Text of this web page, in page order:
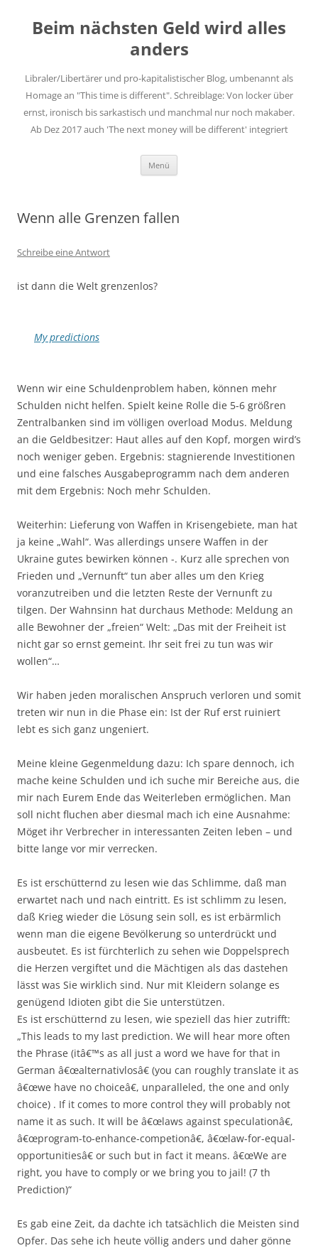
springen
Beim nächsten Geld wird alles
anders
Libraler/Libertärer und pro-kapitalistischer Blog, umbenannt als
Homage an "This time is different". Schreiblage: Von locker über
ernst, ironisch bis sarkastisch und manchmal nur noch makaber.
Ab Dez 2017 auch 'The next money will be different' integriert
Menü
Wenn alle Grenzen fallen
Schreibe eine Antwort
ist dann die Welt grenzenlos?
My predictions
Wenn wir eine Schuldenproblem haben, können mehr
Schulden nicht helfen. Spielt keine Rolle die 5-6 größren
Zentralbanken sind im völligen overload Modus. Meldung
an die Geldbesitzer: Haut alles auf den Kopf, morgen wird’s
noch weniger geben. Ergebnis: stagnierende Investitionen
und eine falsches Ausgabeprogramm nach dem anderen
mit dem Ergebnis: Noch mehr Schulden.
Weiterhin: Lieferung von Waffen in Krisengebiete, man hat
ja keine „Wahl“. Was allerdings unsere Waffen in der
Ukraine gutes bewirken können -. Kurz alle sprechen von
Frieden und „Vernunft“ tun aber alles um den Krieg
voranzutreiben und die letzten Reste der Vernunft zu
tilgen. Der Wahnsinn hat durchaus Methode: Meldung an
alle Bewohner der „freien“ Welt: „Das mit der Freiheit ist
nicht gar so ernst gemeint. Ihr seit frei zu tun was wir
wollen“…
Wir haben jeden moralischen Anspruch verloren und somit
treten wir nun in die Phase ein: Ist der Ruf erst ruiniert
lebt es sich ganz ungeniert.
Meine kleine Gegenmeldung dazu: Ich spare dennoch, ich
mache keine Schulden und ich suche mir Bereiche aus, die
mir nach Eurem Ende das Weiterleben ermöglichen. Man
soll nicht fluchen aber diesmal mach ich eine Ausnahme:
Möget ihr Verbrecher in interessanten Zeiten leben – und
bitte lange vor mir verrecken.
Es ist erschütternd zu lesen wie das Schlimme, daß man
erwartet nach und nach eintritt. Es ist schlimm zu lesen,
daß Krieg wieder die Lösung sein soll, es ist erbärmlich
wenn man die eigene Bevölkerung so unterdrückt und
ausbeutet. Es ist fürchterlich zu sehen wie Doppelsprech
die Herzen vergiftet und die Mächtigen als das dastehen
lässt was Sie wirklich sind. Nur mit Kleidern solange es
genügend Idioten gibt die Sie unterstützen.
Es ist erschütternd zu lesen, wie speziell das hier zutrifft:
„This leads to my last prediction. We will hear more often
the Phrase (itâ€™s as all just a word we have for that in
German â€œalternativlosâ€ (you can roughly translate it as
â€œwe have no choiceâ€, unparalleled, the one and only
choice) . If it comes to more control they will probably not
name it as such. It will be â€œlaws against speculationâ€,
â€œprogram-to-enhance-competionâ€, â€œlaw-for-equal-
opportunitiesâ€ or such but in fact it means. â€œWe are
right, you have to comply or we bring you to jail! (7 th
Prediction)“
Es gab eine Zeit, da dachte ich tatsächlich die Meisten sind
Opfer. Das sehe ich heute völlig anders und daher gönne